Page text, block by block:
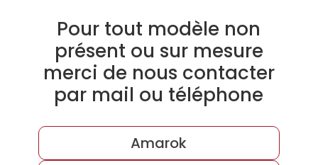
Pour tout modèle non
présent ou sur mesure
merci de nous contacter
par mail ou téléphone
Amarok